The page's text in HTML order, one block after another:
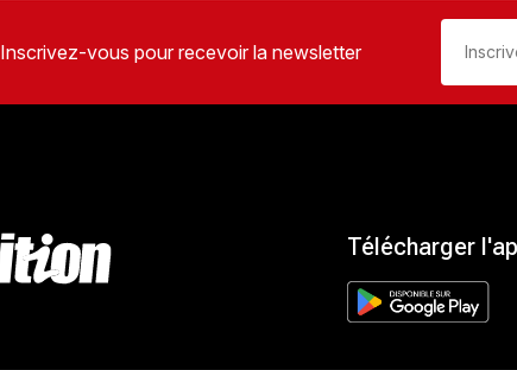
Inscrivez-vous pour recevoir la newsletter
Télécharger